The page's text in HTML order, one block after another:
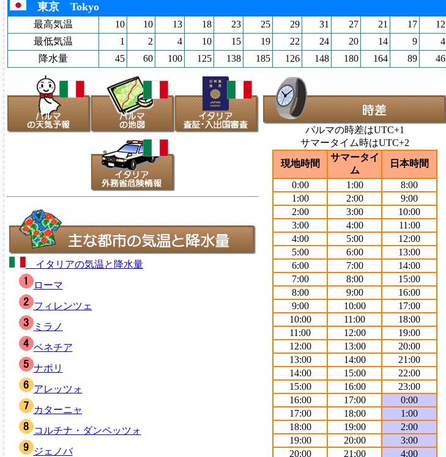
東京 Tokyo
最高気温 10 10 13 18 23 25 29 31 27 21 17
12
最低気温
1 2 4 10 15 19 22 24 20 14 9
4
降水量
45 60 100 125 138 185 126 148 180 164 89 46
イタリアの気温と降水量
ローマ
フィレンツェ
ミラノ
ベネチア
ナポリ
アレッツォ
カターニャ
コルチナ・ダンペッツォ
ジェノバ
パルマの時差はUTC+1
サマータイム時はUTC+2
現地時間
サマータイ
ム
日本時間
0:00 1:00
8:00
1:00
2:00
9:00
2:00
3:00
10:00
3:00
4:00
11:00
4:00
5:00
12:00
5:00
6:00
13:00
6:00
7:00
14:00
7:00
8:00
15:00
8:00
9:00
16:00
9:00
10:00
17:00
10:00
11:00
18:00
11:00
12:00
19:00
12:00
13:00
20:00
13:00
14:00
21:00
14:00
15:00
22:00
15:00
16:00
23:00
16:00
17:00
0:00
17:00
18:00
1:00
18:00
19:00
2:00
19:00
20:00
3:00
20:00
21:00
4:00